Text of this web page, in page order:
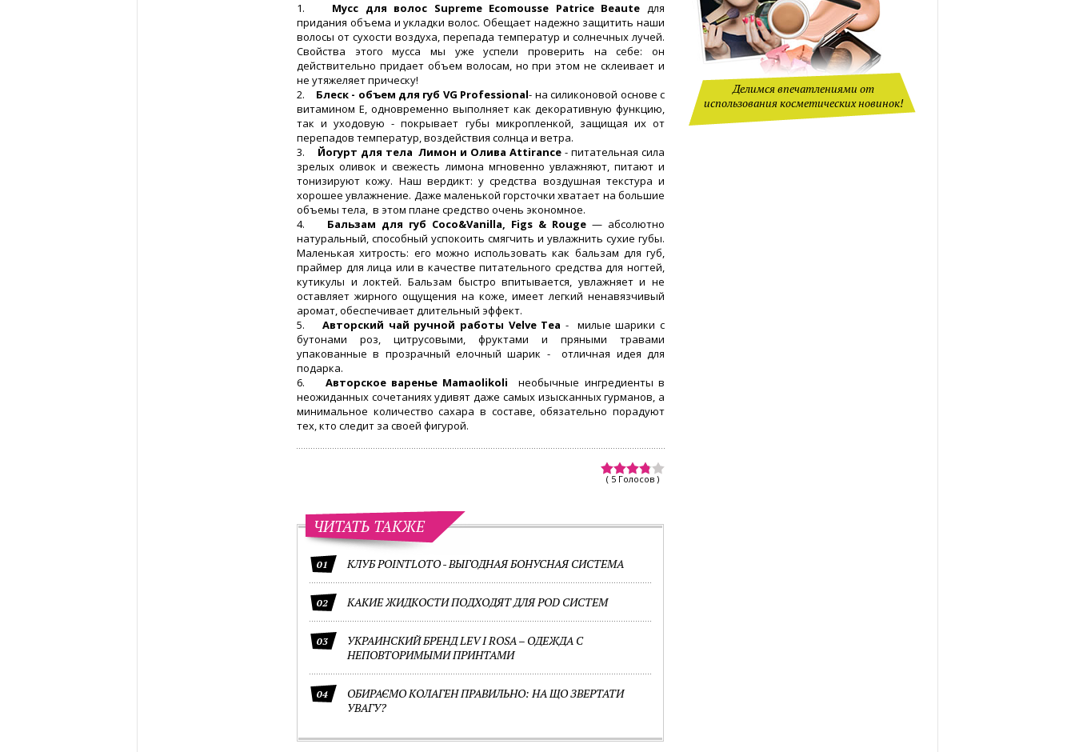
1. Мусс для волос Supreme Ecomousse Patrice Beaute для
придания объема и укладки волос. Обещает надежно защитить наши
волосы от сухости воздуха, перепада температур и солнечных лучей.
Свойства этого мусса мы уже успели проверить на себе: он
действительно придает объем волосам, но при этом не склеивает и
не утяжеляет прическу!
2. Блеск - объем для губ VG Professional- на силиконовой основе с
витамином Е, одновременно выполняет как декоративную функцию,
так и уходовую - покрывает губы микропленкой, защищая их от
перепадов температур, воздействия солнца и ветра.
3. Йогурт для тела Лимон и Олива Attirance - питательная сила
зрелых оливок и свежесть лимона мгновенно увлажняют, питают и
тонизируют кожу. Наш вердикт: у средства воздушная текстура и
хорошее увлажнение. Даже маленькой горсточки хватает на большие
объемы тела, в этом плане средство очень экономное.
4. Бальзам для губ Coco&Vanilla, Figs & Rouge — абсолютно
натуральный, способный успокоить смягчить и увлажнить сухие губы.
Маленькая хитрость: его можно использовать как бальзам для губ,
праймер для лица или в качестве питательного средства для ногтей,
кутикулы и локтей. Бальзам быстро впитывается, увлажняет и не
оставляет жирного ощущения на коже, имеет легкий ненавязчивый
аромат, обеспечивает длительный эффект.
5.Авторский чай ручной работы Velve Tea - милые шарики с
бутонами роз, цитрусовыми, фруктами и пряными травами
упакованные в прозрачный елочный шарик - отличная идея для
подарка.
6. Авторское варенье Mamaolikoli необычные ингредиенты в
неожиданных сочетаниях удивят даже самых изысканных гурманов, а
минимальное количество сахара в составе, обязательно порадуют
тех, кто следит за своей фигурой.
( 5 Голосов )
ЧИТАТЬ ТАКЖЕ
01 КЛУБ POINTLOTO - ВЫГОДНАЯ БОНУСНАЯ СИСТЕМА
02 КАКИЕ ЖИДКОСТИ ПОДХОДЯТ ДЛЯ POD СИСТЕМ
03
УКРАИНСКИЙ БРЕНД LEV I ROSA – ОДЕЖДА С
НЕПОВТОРИМЫМИ ПРИНТАМИ
04
ОБИРАЄМО КОЛАГЕН ПРАВИЛЬНО: НА ЩО ЗВЕРТАТИ
УВАГУ?
Делимся впечатлениями от
использования косметических новинок!